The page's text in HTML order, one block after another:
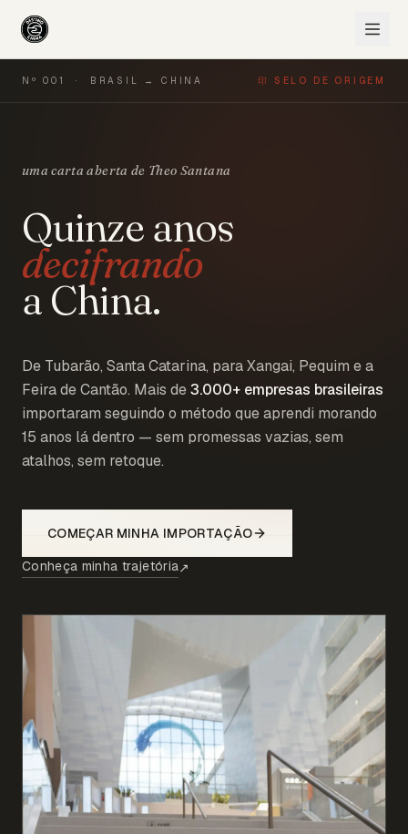
Nº 001 · BRASIL → CHINA 印 SELO DE ORIGEM
uma carta aberta de Theo Santana
Quinze anos
decifrando
a China.
De Tubarão, Santa Catarina, para Xangai, Pequim e a
Feira de Cantão. Mais de3.000+ empresas brasileiras
importaram seguindo o método que aprendi morando
15 anos lá dentro — sem promessas vazias, sem
atalhos, sem retoque.
COMEÇAR MINHA IMPORTAÇÃO
Conheça minha trajetória↗